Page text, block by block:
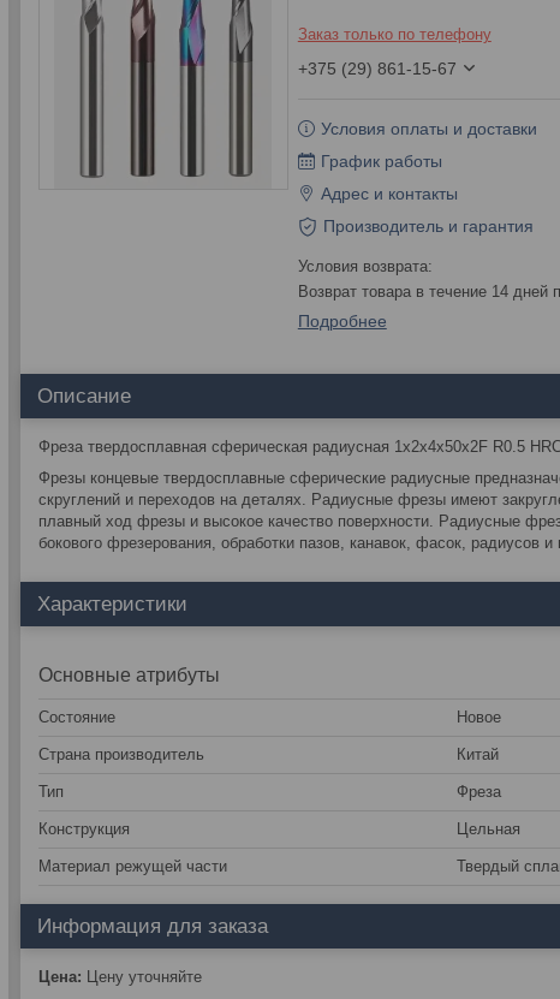
Заказ только по телефону
+375 (29) 861-15-67
Условия оплаты и доставки
График работы
Адрес и контакты
Производитель и гарантия
возврат товара в течение 14 дней
Подробнее
Описание
Фреза твердосплавная сферическая радиусная 1х2х4х50х2F R0.5
Фрезы концевые твердосплавные сферические радиусные
скруглений и переходов на деталях. Радиусные фрезы имеют
плавный ход фрезы и высокое качество поверхности. Радиусные
бокового фрезерования, обработки пазов, канавок, фасок, радиусов
Характеристики
Основные атрибуты
Состояние Новое
Страна производитель Китай
Тип Фреза
Конструкция Цельная
Материал режущей части Твердый
Информация для заказа
Цена: Цену уточняйте